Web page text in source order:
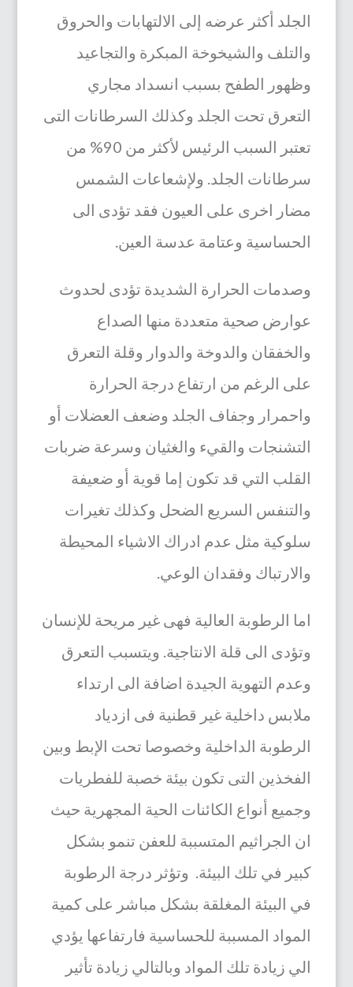
الجلد أكثر عرضه إلى الالتهابات والحروق
والتلف والشيخوخة المبكرة والتجاعيد
وظهور الطفح بسبب انسداد مجاري
التعرق تحت الجلد وكذلك السرطانات التى
تعتبر السبب الرئيس لأكثر من 90% من
سرطانات الجلد. ولإشعاعات الشمس
مضار اخرى على العيون فقد تؤدى الى
الحساسية وعتامة عدسة العين.
وصدمات الحرارة الشديدة تؤدى لحدوث
عوارض صحية متعددة منها الصداع
والخفقان والدوخة والدوار وقلة التعرق
على الرغم من ارتفاع درجة الحرارة
واحمرار وجفاف الجلد وضعف العضلات أو
التشنجات والقيء والغثيان وسرعة ضربات
القلب التي قد تكون إما قوية أو ضعيفة
والتنفس السريع الضحل وكذلك تغيرات
سلوكية مثل عدم ادراك الاشياء المحيطة
والارتباك وفقدان الوعي.
اما الرطوبة العالية فهى غير مريحة للإنسان
وتؤدى الى قلة الانتاجية. ويتسبب التعرق
وعدم التهوية الجيدة اضافة الى ارتداء
ملابس داخلية غير قطنية فى ازدياد
الرطوبة الداخلية وخصوصا تحت الإبط وبين
الفخذين التى تكون بيئة خصبة للفطريات
وجميع أنواع الكائنات الحية المجهرية حيث
ان الجراثيم المتسببة للعفن تنمو بشكل
كبير في تلك البيئة. وتؤثر درجة الرطوبة
في البيئة المغلقة بشكل مباشر على كمية
المواد المسببة للحساسية فارتفاعها يؤدي
الي زيادة تلك المواد وبالتالي زيادة تأثير